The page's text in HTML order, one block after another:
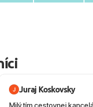
Juraj Koskovsky
Milý tím cestovnej